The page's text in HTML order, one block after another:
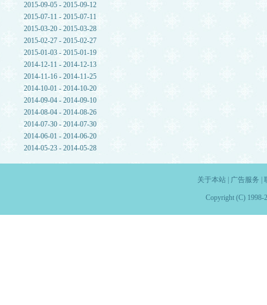
2015-09-05 - 2015-09-12
2015-07-11 - 2015-07-11
2015-03-20 - 2015-03-28
2015-02-27 - 2015-02-27
2015-01-03 - 2015-01-19
2014-12-11 - 2014-12-13
2014-11-16 - 2014-11-25
2014-10-01 - 2014-10-20
2014-09-04 - 2014-09-10
2014-08-04 - 2014-08-26
2014-07-30 - 2014-07-30
2014-06-01 - 2014-06-20
2014-05-23 - 2014-05-28
关于本站| 广告服务
Copyright (C) 1998-